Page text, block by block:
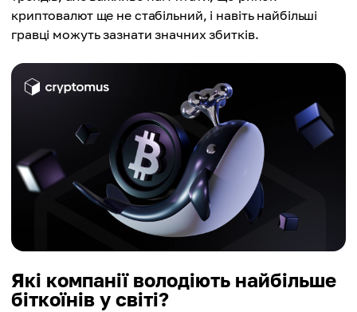
криптовалют ще не стабільний, і навіть найбільші
гравці можуть зазнати значних збитків.
Які компанії володіють найбільше
біткоїнів у світі?